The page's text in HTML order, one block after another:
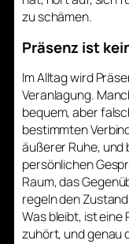
zu schämen.
Präsenz ist
Im Alltag wird
Veranlagung.
bequem, aber
bestimmten
äußerer Ruhe, und
persönlichen
Raum, das
regeln den
Was bleibt, ist eine
zuhört, und genau